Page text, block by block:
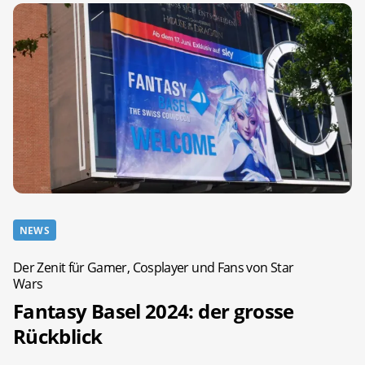
NEWS
Der Zenit für Gamer, Cosplayer und Fans von Star
Wars
Fantasy Basel 2024: der grosse
Rückblick